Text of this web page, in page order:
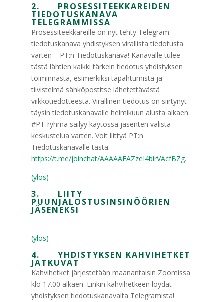
2. PROSESSITEEKKAREIDEN
TIEDOTUSKANAVA
TELEGRAMMISSA
Prosessiteekkareille on nyt tehty Telegram-
tiedotuskanava yhdistyksen virallista tiedotusta
varten – PT:n Tiedotuskanava! Kanavalle tulee
tästä lähtien kaikki tärkein tiedotus yhdistyksen
toiminnasta, esimerkiksi tapahtumista ja
tiivistelmä sähköpostitse lähetettävästä
viikkotiedotteesta. Virallinen tiedotus on siirtynyt
täysin tiedotuskanavalle helmikuun alusta alkaen.
#PT-ryhmä säilyy käytössä jäsenten välistä
keskustelua varten. Voit liittyä PT:n
Tiedotuskanavalle tästä:
https://t.me/joinchat/AAAAAFAZzeI4birVAcfBZg.
(ylös)
3. LIITY
PUUNJALOSTUSINSINÖÖRIEN
JÄSENEKSI
(ylös)
4. YHDISTYKSEN KAHVIHETKET
JATKUVAT
Kahvihetket järjestetään maanantaisin Zoomissa
klo 17.00 alkaen. Linkin kahvihetkeen löydät
yhdistyksen tiedotuskanavalta Telegramista!